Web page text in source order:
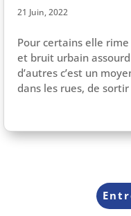
21 Juin, 2022
Pour cer­tains elle
et bruit urbain
d’autres c’est un
dans les rues, de